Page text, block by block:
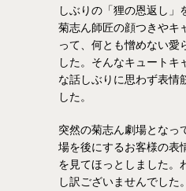
しぶりの「狸の恩返し」
菊志ん師匠の顔つきやキ
って、何とも憎めない愛
した。そんなキュートキ
な話しぶりに思わず表情
した。
突然の菊志ん劇場となっ
場を後にするお客様の表
を見てほっとしました。
し訳ございませんでした